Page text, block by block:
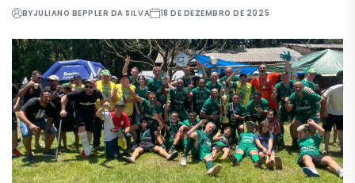
BYJULIANO BEPPLER DA SILVA 18 DE DEZEMBRO DE 2025